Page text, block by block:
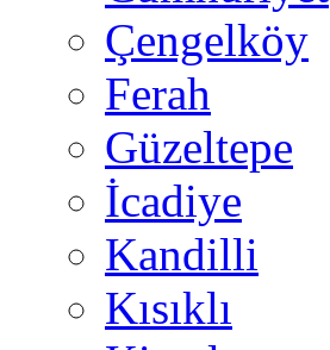
Çengelköy
Ferah
Güzeltepe
İcadiye
Kandilli
Kısıklı